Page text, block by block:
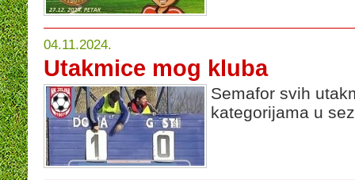
04.11.2024.
Utakmice mog kluba
Semafor svih
kategorijama u